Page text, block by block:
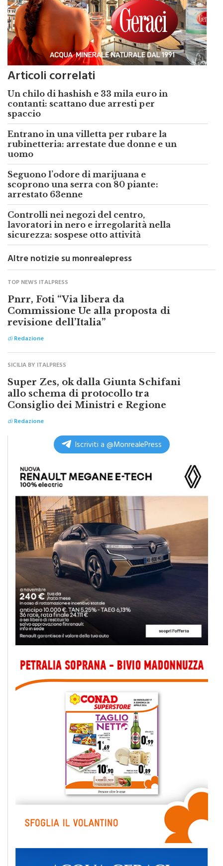
Articoli correlati
Un chilo di hashish e 33 mila euro in
contanti: scattano due arresti per
spaccio
Entrano in una villetta per rubare la
rubinetteria: arrestate due donne e un
uomo
Seguono l’odore di marijuana e
scoprono una serra con 80 piante:
arrestato 63enne
Controlli nei negozi del centro,
lavoratori in nero e irregolarità nella
sicurezza: sospese otto attività
Altre notizie su monrealepress
TOP NEWS ITALPRESS
Pnrr, Foti “Via libera da
Commissione Ue alla proposta di
revisione dell’Italia”
diRedazione
SICILIA BY ITALPRESS
Super Zes, ok dalla Giunta Schifani
allo schema di protocollo tra
Consiglio dei Ministri e Regione
di